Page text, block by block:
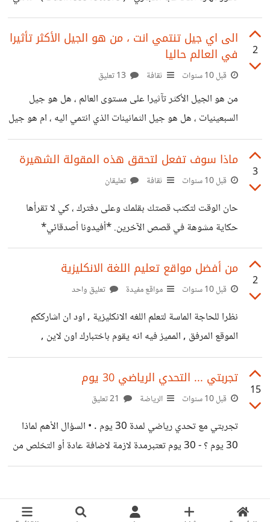
افضل طريقة عملية وعن *تجربتكم الشخصية*
2
الى اي جيل تنتمي انت ، من هو الجيل الأكثر تأثيرا
في العالم حاليا
قبل 10 سنوات ثقافة
من هو الجيل الأكثر تآثيرا على مستوى العالم ، هل هو جيل
السبعينيات ، هل هو جيل الثمانينات الذي انتمي اليه ، ام هو جيل
التسعينيات *لكم التعليق أصدقائي*
3
ماذا سوف تفعل لتحقق هذه المقولة الشهيرة
قبل 10 سنوات ثقافة تعليقان
حان الوقت لتكتب قصتك بقلمك وعلى دفترك ، كي لا تقرأها
حكاية مشوهة في قصص الآخرين. *أفيدونا أصدقائي*
2
من أفضل مواقع تعليم اللغة الانكليزية
قبل 10 سنوات مواقع مفيدة تعليق واحد
نظرا للحاجة الماسة لتعلم اللغه الانكليزية , اود ان اشارككم
الموقع المرفق , المميز فيه انه يقوم باختبارك اون لاين ,
ويساعدك على تحسين الكتابه والقراءة والكلام , من خلال
فيديوهات قصيرة بمواضيع حديثة, لن تستطيع ان تغادر الفيديو
الا اذا اتقنت تعلمه ( كتابه كلمات جديدة , واللفظ ) *جربوه*
15
تجربتي ... التحدي الرياضي 30 يوم
قبل 10 سنوات الرياضة
تجربتي مع تحدي رياضي لمدة 30 يوم . • السؤال الأهم لماذا
30 يوم ؟ - 30 يوم تعتبرمدة لازمة لاضافة عادة أو التخلص من
عادة . - بدلا من ان يمضي شهر ابريل او مايو ( مثلا ) مرور الكرام
عليك ان ترتبها بشكل يسمح لك ان تقوم بالمهارة التي تحاول